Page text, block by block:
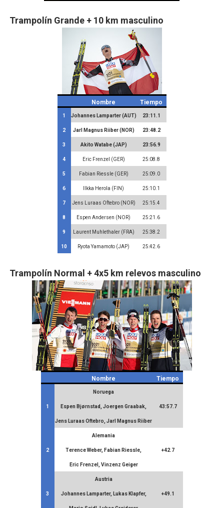
Trampolín Grande + 10 km masculino
Nombre Tiempo
1 Johannes Lamparter (AUT) 23:11.1
2 Jarl Magnus Riiber (NOR) 23:48.2
3 Akito Watabe (JAP) 23:56.9
4 Eric Frenzel (GER) 25:08.8
5 Fabian Riessle (GER) 25:09.0
6 Ilkka Herola (FIN) 25:10.1
7 Jens Luraas Oftebro (NOR) 25:15.4
8 Espen Andersen (NOR) 25:21.6
9 Laurent Muhlethaler (FRA) 25:38.2
10 Ryota Yamamoto (JAP) 25:42.6
Trampolín Normal + 4x5 km relevosmasculino
Nombre Tiempo
1
Noruega
Espen Bjørnstad, Joergen Graabak,
Jens Luraas Oftebro, Jarl Magnus Riiber
43:57.7
2
Alemania
Terence Weber, Fabian Riessle,
Eric Frenzel, Vinzenz Geiger
+42.7
3
Austria
Johannes Lamparter, Lukas Klapfer, +49.1